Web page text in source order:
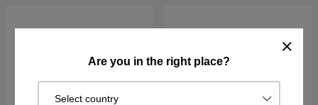
Are you in the right place?
Select country